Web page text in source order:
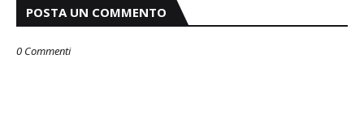
POSTA UN COMMENTO
0 Commenti